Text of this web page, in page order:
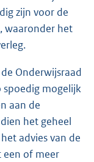
zijn voor de
waaronder het
Onderwijsraad
spoedig mogelijk
aan de
het geheel
advies van de
een of meer